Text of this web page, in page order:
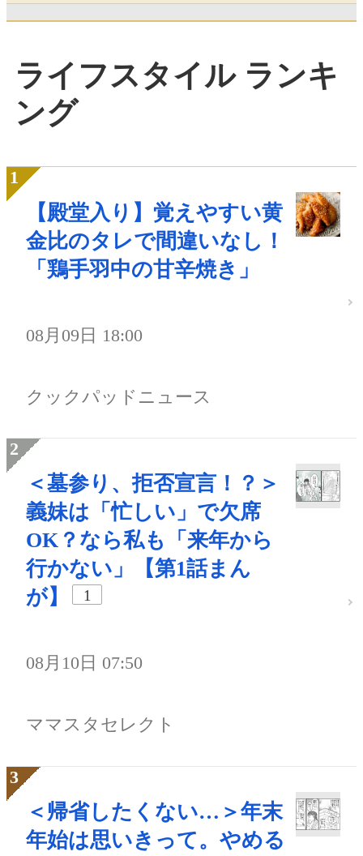
ライフスタイル ランキ
ング
【殿堂入り】覚えやすい黄
金比のタレで間違いなし！
「鶏手羽中の甘辛焼き」
08月09日 18:00
クックパッドニュース
＜墓参り、拒否宣言！？＞
義妹は「忙しい」で欠席
OK？なら私も「来年から
行かない」【第1話まん
が】
1
08月10日 07:50
ママスタセレクト
＜帰省したくない…＞年末
年始は思いきって。やめる